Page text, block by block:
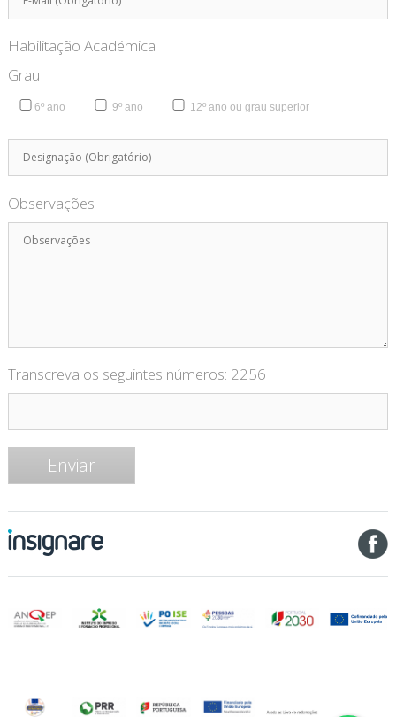
Habilitação Académica
Grau
6º ano 9º ano 12º ano ou grau superior
Observações
Transcreva os seguintes números: 2256